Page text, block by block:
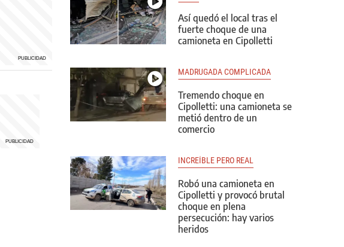
Así quedó el local tras el
fuerte choque de una
camioneta en Cipolletti
MADRUGADA COMPLICADA
Tremendo choque en
Cipolletti: una camioneta se
metió dentro de un
comercio
INCREÍBLE PERO REAL
Robó una camioneta en
Cipolletti y provocó brutal
choque en plena
persecución: hay varios
heridos